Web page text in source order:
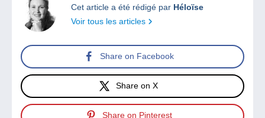
Cet article a été rédigé par Héloïse
Voir tous les articles
Share on Facebook
Share on X
Share on Pinterest